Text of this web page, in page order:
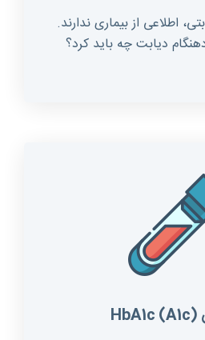
اطلاعی از بیماری ندارند.
دیابت چه باید کرد؟
HbA1c (A1c)